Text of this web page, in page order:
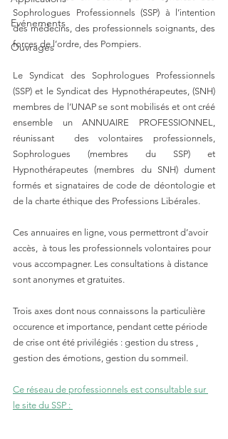
Evénements
Ouvrages
Sophrologues Professionnels (SSP) à l’intention
des médecins, des professionnels soignants, des
forces de l’ordre, des Pompiers.
Le Syndicat des Sophrologues Professionnels
(SSP) et le Syndicat des Hypnothérapeutes, (SNH)
membres de l’UNAP se sont mobilisés et ont créé
ensemble un ANNUAIRE PROFESSIONNEL,
réunissant  des volontaires professionnels,
Sophrologues (membres du SSP) et
Hypnothérapeutes (membres du SNH) dument
formés et signataires de code de déontologie et
de la charte éthique des Professions Libérales.
Ces annuaires en ligne, vous permettront d’avoir
accès,  à tous les professionnels volontaires pour
vous accompagner. Les consultations à distance
sont anonymes et gratuites.
Trois axes dont nous connaissons la particulière
occurence et importance, pendant cette période
de crise ont été privilégiés : gestion du stress ,
gestion des émotions, gestion du sommeil.
Ce réseau de professionnels est consultable sur
le site du SSP :